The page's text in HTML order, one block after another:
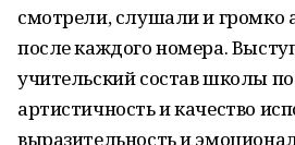
смотрели, слушали и громко
после каждого номера.
учительский состав школы
артистичность и качество
выразительность и